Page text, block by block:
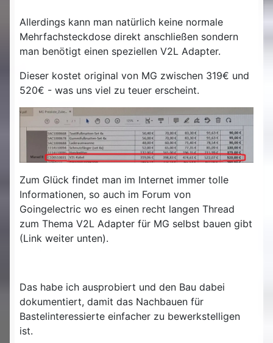
Allerdings kann man natürlich keine normale
Mehrfachsteckdose direkt anschließen sondern
man benötigt einen speziellen V2L Adapter.
Dieser kostet original von MG zwischen 319€ und
520€ - was uns viel zu teuer erscheint.
Zum Glück findet man im Internet immer tolle
Informationen, so auch im Forum von
Goingelectric wo es einen recht langen Thread
zum Thema V2L Adapter für MG selbst bauen gibt
(Link weiter unten).
Das habe ich ausprobiert und den Bau dabei
dokumentiert, damit das Nachbauen für
Bastelinteressierte einfacher zu bewerkstelligen
ist.